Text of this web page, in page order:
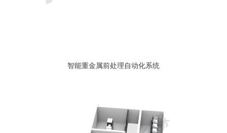
智能重金属前处理自动化系统